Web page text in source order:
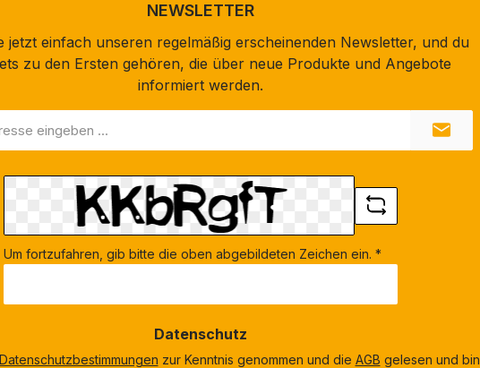
NEWSLETTER
jetzt einfach unseren regelmäßig erscheinenden Newsletter, und du
zu den Ersten gehören, die über neue Produkte und Angebote
informiert werden.
Um fortzufahren, gib bitte die oben abgebildeten Zeichen ein. *
Datenschutz
Datenschutzbestimmungen zur Kenntnis genommen und die AGB gelesen und bin